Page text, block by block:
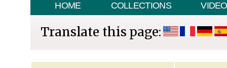
HOME COLLECTIONS VIDEO
Translate this page: